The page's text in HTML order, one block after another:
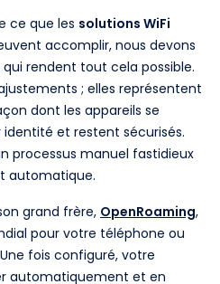
ce que les solutions WiFi
accomplir, nous devons
rendent tout cela possible.
; elles représentent
dont les appareils se
et restent sécurisés.
processus manuel fastidieux
automatique.
grand frère, OpenRoaming,
pour votre téléphone ou
fois configuré, votre
automatiquement et en